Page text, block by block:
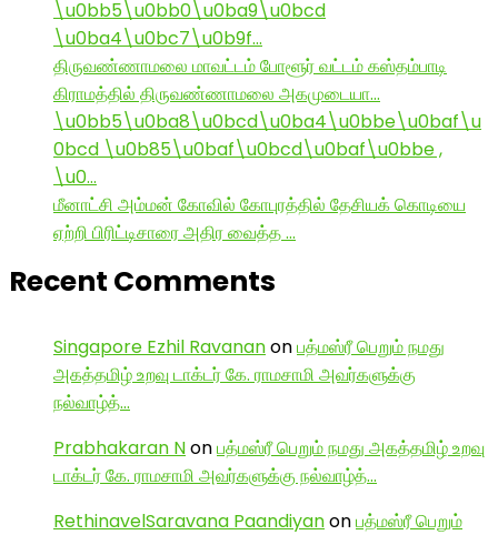
\u0bb5\u0bb0\u0ba9\u0bcd
\u0ba4\u0bc7\u0b9f…
திருவண்ணாமலை மாவட்டம் போளூர் வட்டம் கஸ்தம்பாடி
கிராமத்தில் திருவண்ணாமலை அகமுடையா…
\u0bb5\u0ba8\u0bcd\u0ba4\u0bbe\u0baf\u
0bcd \u0b85\u0baf\u0bcd\u0baf\u0bbe ,
\u0…
மீனாட்சி அம்மன் கோவில் கோபுரத்தில் தேசியக் கொடியை
ஏற்றி பிரிட்டிசாரை அதிர வைத்த …
Recent Comments
Singapore Ezhil Ravananonபத்மஸ்ரீ பெறும் நமது
அகத்தமிழ் உறவு டாக்டர் கே. ராமசாமி அவர்களுக்கு
நல்வாழ்த்…
Prabhakaran Nonபத்மஸ்ரீ பெறும் நமது அகத்தமிழ் உறவு
டாக்டர் கே. ராமசாமி அவர்களுக்கு நல்வாழ்த்…
RethinavelSaravana Paandiyanonபத்மஸ்ரீ பெறும்